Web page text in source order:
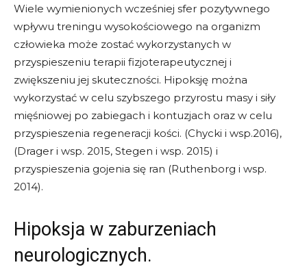
Wiele wymienionych wcześniej sfer pozytywnego
wpływu treningu wysokościowego na organizm
człowieka może zostać wykorzystanych w
przyspieszeniu terapii fizjoterapeutycznej i
zwiększeniu jej skuteczności. Hipoksję można
wykorzystać w celu szybszego przyrostu masy i siły
mięśniowej po zabiegach i kontuzjach oraz w celu
przyspieszenia regeneracji kości. (Chycki i wsp.2016),
(Drager i wsp. 2015, Stegen i wsp. 2015) i
przyspieszenia gojenia się ran (Ruthenborg i wsp.
2014).
Hipoksja w zaburzeniach
neurologicznych.